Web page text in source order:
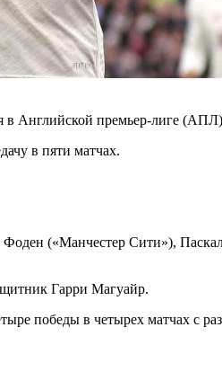
Английской премьер-лиге
в пяти матчах.
(«Манчестер Сити»),
Гарри Магуайр.
победы в четырех матчах с